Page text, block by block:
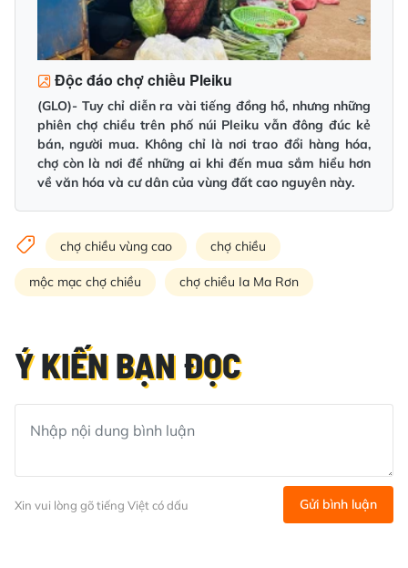
Độc đáo chợ chiều Pleiku
(GLO)- Tuy chỉ diễn ra vài tiếng đồng hồ, nhưng những
phiên chợ chiều trên phố núi Pleiku vẫn đông đúc kẻ
bán, người mua. Không chỉ là nơi trao đổi hàng hóa,
chợ còn là nơi để những ai khi đến mua sắm hiểu hơn
về văn hóa và cư dân của vùng đất cao nguyên này.
chợ chiều vùng cao chợ chiều
mộc mạc chợ chiều chợ chiều Ia Ma Rơn
Ý KIẾN BẠN ĐỌC
Xin vui lòng gõ tiếng Việt có dấu Gửi bình luận